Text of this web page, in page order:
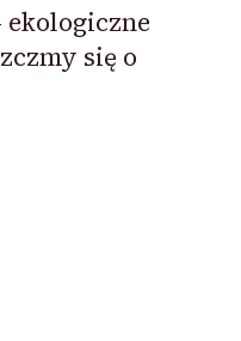
ekologiczne
się o